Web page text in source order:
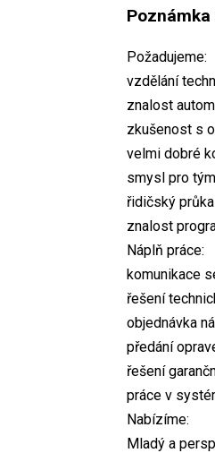
Požadujeme:
vzdělání
znalost
zkušenost s
velmi dobré
smysl pro
řidičský
znalost
Náplň práce:
komunikace
řešení
objednávka
předání
řešení
práce v
Nabízíme:
Mladý a